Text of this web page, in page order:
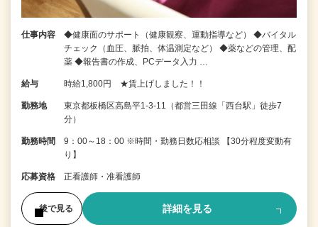
仕事内容
◆健康面のサポート（健康観察、運動指導など） ◆バイタル
チェック（血圧、脈拍、体温測定など） ◆薬などの管理、配
薬 ◆報告書の作成、PCデータ入力 …
給与 時給1,800円 ★賃上げしました！！
勤務地
東京都板橋区高島平1-3-11（都営三田線「西台駅」徒歩7
分）
勤務時間
9：00～18：00 ※時間・勤務日数応相談 【30分程度変動有
り】
応募資格 正看護師・准看護師
後で見る 詳細を見る